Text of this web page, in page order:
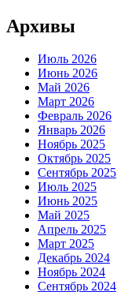
Архивы
Июль 2026
Июнь 2026
Май 2026
Март 2026
Февраль 2026
Январь 2026
Ноябрь 2025
Октябрь 2025
Сентябрь 2025
Июль 2025
Июнь 2025
Май 2025
Апрель 2025
Март 2025
Декабрь 2024
Ноябрь 2024
Сентябрь 2024